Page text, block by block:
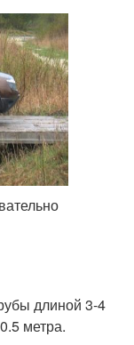
длиной 3-4
метра.